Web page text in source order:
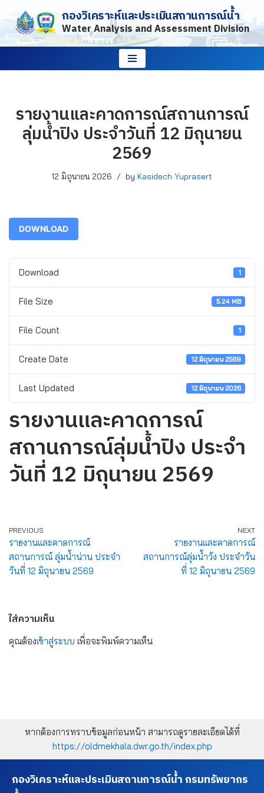
Skip
to
กองวิเคราะห์และประเมินสถานการณ์น้ำ
Water Analysis and Assessment Division
รายงานและคาดการณ์สถานการณ์
ลุ่มน้ำปิง ประจำวันที่ 12 มิถุนายน
2569
12 มิถุนายน 2026 by Kasidech Yuprasert
DOWNLOAD
Download 1
File Size 5.24 MB
File Count 1
Create Date 12 มิถุนายน 2569
Last Updated 12 มิถุนายน 2026
รายงานและคาดการณ์
สถานการณ์ลุ่มน้ำปิง ประจำ
วันที่ 12 มิถุนายน 2569
PREVIOUS
รายงานและคาดการณ์
สถานการณ์ ลุ่มน้ำน่าน ประจำ
วันที่ 12 มิถุนายน 2569
NEXT
รายงานและคาดการณ์
สถานการณ์ลุ่มน้ำวัง ประจำวัน
ที่ 12 มิถุนายน 2569
ใส่ความเห็น
คุณต้องเข้าสู่ระบบ เพื่อจะพิมพ์ความเห็น
หากต้องการทราบข้อมูลก่อนหน้า สามารถดูรายละเอียดได้ที่
https://oldmekhala.dwr.go.th/index.php
กองวิเคราะห์และประเมินสถานการณ์น้ำ กรมทรัพยากร